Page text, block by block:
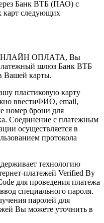
Банк ВТБ (ПАО) с
карт следующих
ОНЛАЙН ОПЛАТА, Вы
шлюз Банк ВТБ
Вашей карты.
пластиковую карту
ввестиФИО, email,
номер брони для
Соединение с платежным
осуществляется в
протокола
технологию
платежей Verified By
для проведения платежа
специального пароля.
паролей для
Вы можете уточнить в